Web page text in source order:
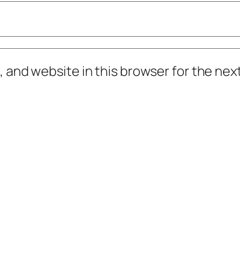
and website in this browser for the